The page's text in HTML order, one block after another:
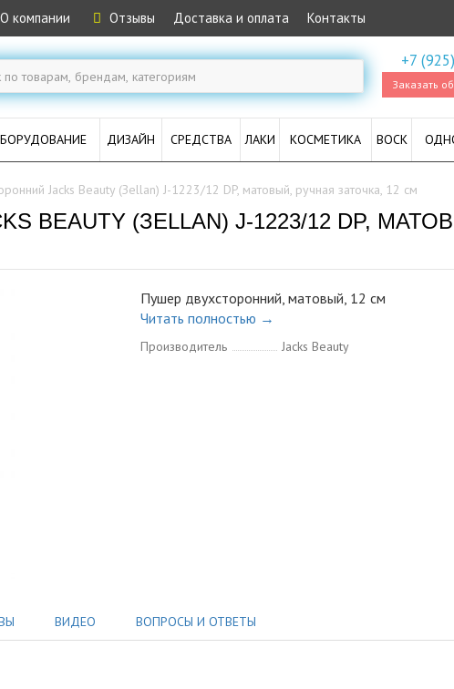
О компании Отзывы Доставка и оплата Контакты
+7 (925)
Заказать
ДИЗАЙН СРЕДСТВА ЛАКИ КОСМЕТИКА ВОСК
Jacks Beauty (Зellan) J-1223/12 DP, матовый, ручная заточка, 12 см
BEAUTY (ЗELLAN) J-1223/12 DP,
Пушер двухсторонний, матовый, 12 см
Читать полностью →
Производитель Jacks Beauty
ВИДЕО ВОПРОСЫ И ОТВЕТЫ